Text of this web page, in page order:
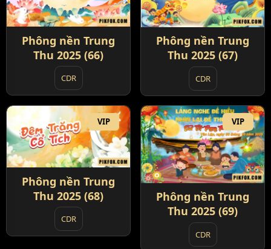
Phông nền Trung
Thu 2025 (66)
CDR
Phông nền Trung
Thu 2025 (67)
CDR
VIP
Phông nền Trung
Thu 2025 (68)
CDR
VIP
Phông nền Trung
Thu 2025 (69)
CDR